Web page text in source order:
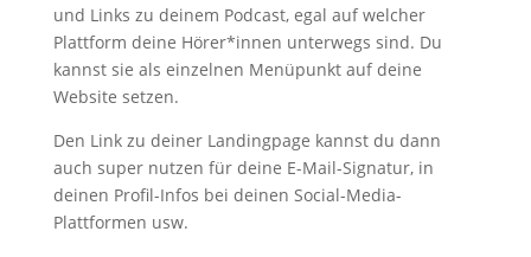
und Links zu deinem Podcast, egal auf welcher
Plattform deine Hörer*innen unterwegs sind. Du
kannst sie als einzelnen Menüpunkt auf deine
Website setzen.
Den Link zu deiner Landingpage kannst du dann
auch super nutzen für deine E-Mail-Signatur, in
deinen Profil-Infos bei deinen Social-Media-
Plattformen usw.